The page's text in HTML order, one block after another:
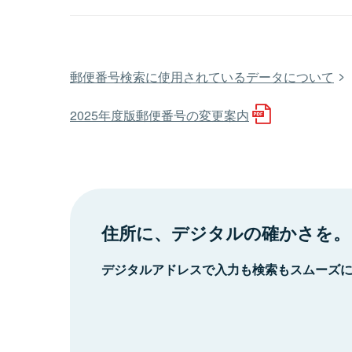
郵便番号検索に使用されているデータについて
2025年度版郵便番号の変更案内
住所に、デジタルの確かさを。
デジタルアドレスで入力も検索もスムーズ